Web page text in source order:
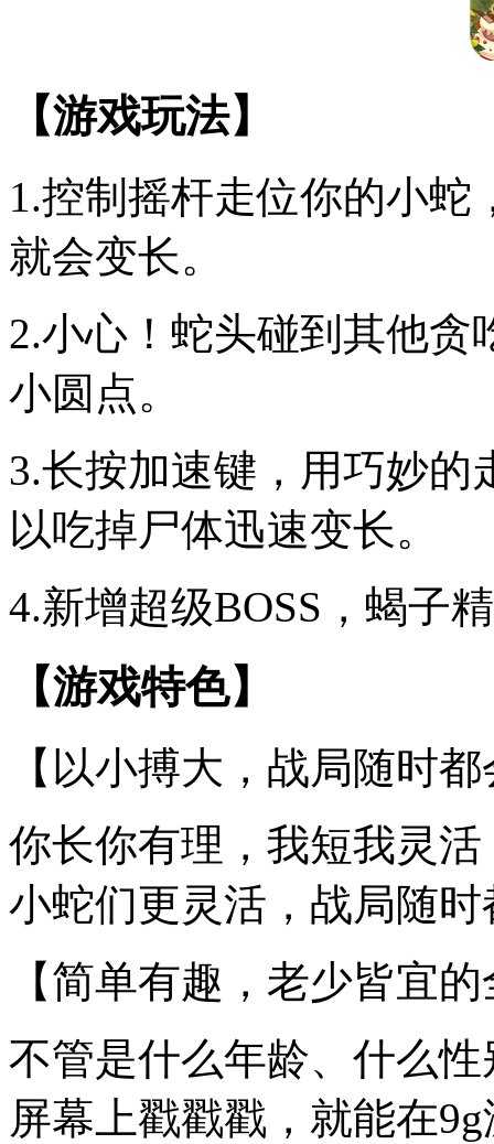
【游戏玩法】
1.控制摇杆走位你的小
就会变长。
2.小心！蛇头碰到其他
小圆点。
3.长按加速键，用巧妙
以吃掉尸体迅速变长。
4.新增超级BOSS，蝎子
【游戏特色】
【以小搏大，战局随时
你长你有理，我短我灵
小蛇们更灵活，战局随
【简单有趣，老少皆宜
不管是什么年龄、什么
屏幕上戳戳戳，就能在